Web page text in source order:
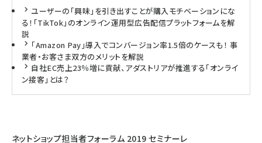
ユーザーの「興味」を引き出すことが購入モチベーションにな
る！「TikTok」のオンライン運用型広告配信プラットフォームを解
説
「Amazon Pay」導入でコンバージョン率1.5倍のケースも！ 事
業者・お客さま双方のメリットを解説
自社EC売上23％増に貢献、アダストリアが推進する「オンライ
ン接客」とは？
ネットショップ担当者フォーラム 2019 セミナーレ